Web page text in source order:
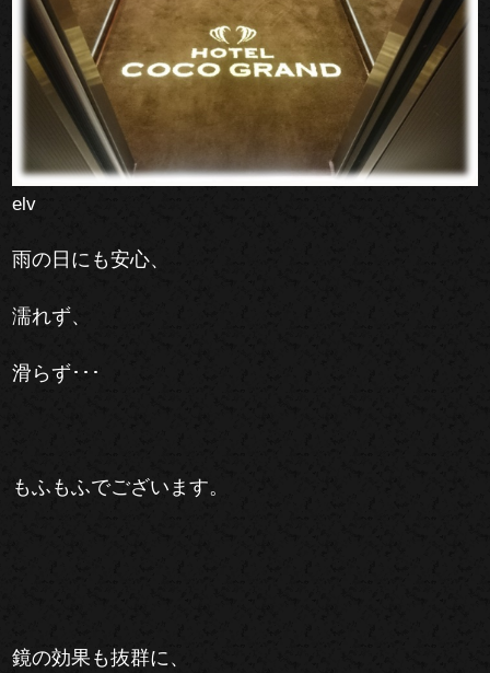
elv
雨の日にも安心、
濡れず、
滑らず･･･
もふもふでございます。
鏡の効果も抜群に、